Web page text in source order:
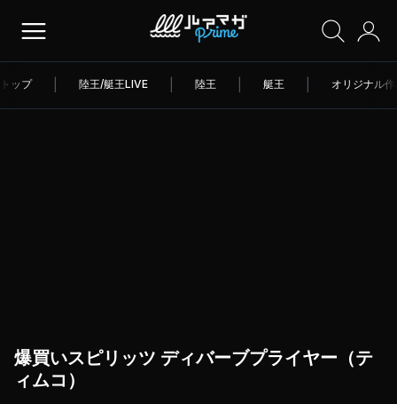
トップ 陸王/艇王LIVE 陸王 艇王 オリジナル
爆買いスピリッツ ディバーブプライヤー（テ
ィムコ）